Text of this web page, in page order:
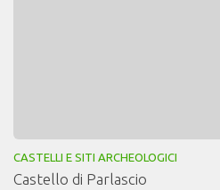
CASTELLI E SITI ARCHEOLOGICI
Castello di Parlascio